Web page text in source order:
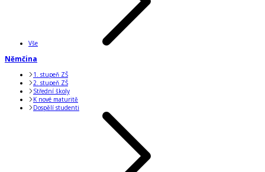
Vše
Němčina
1. stupeň ZŠ
2. stupeň ZŠ
Střední školy
K nové maturitě
Dospělí studenti